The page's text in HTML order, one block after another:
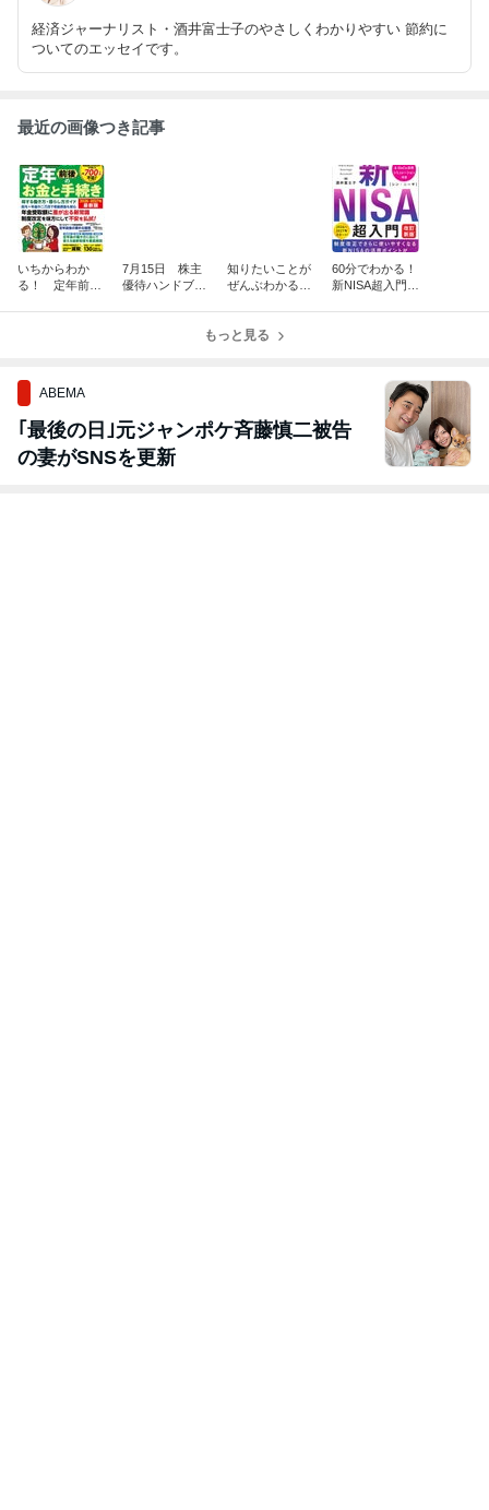
経済ジャーナリスト・酒井富士子のやさしくわかりやすい 節約に
ついてのエッセイです。
最近の画像つき記事
いちからわか
る！ 定年前後
7月15日 株主
優待ハンドブッ
知りたいことが
ぜんぶわかる！
売になりまし
60分でわかる！
新NISA超入門
もっと見る
ABEMA
｢最後の日｣元ジャンポケ斉藤慎二被告
の妻がSNSを更新